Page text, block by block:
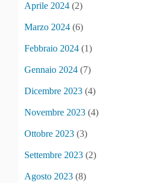
Aprile 2024 (2)
Marzo 2024 (6)
Febbraio 2024 (1)
Gennaio 2024 (7)
Dicembre 2023 (4)
Novembre 2023 (4)
Ottobre 2023 (3)
Settembre 2023 (2)
Agosto 2023 (8)